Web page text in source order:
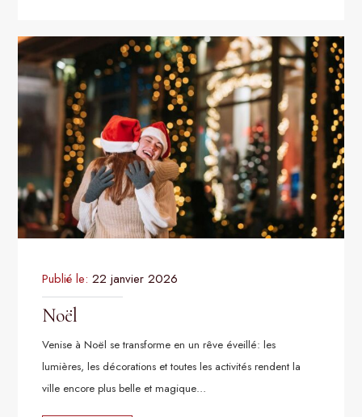
Publié le: 22 janvier 2026
Noël
Venise à Noël se transforme en un rêve éveillé: les
lumières, les décorations et toutes les activités rendent la
ville encore plus belle et magique…